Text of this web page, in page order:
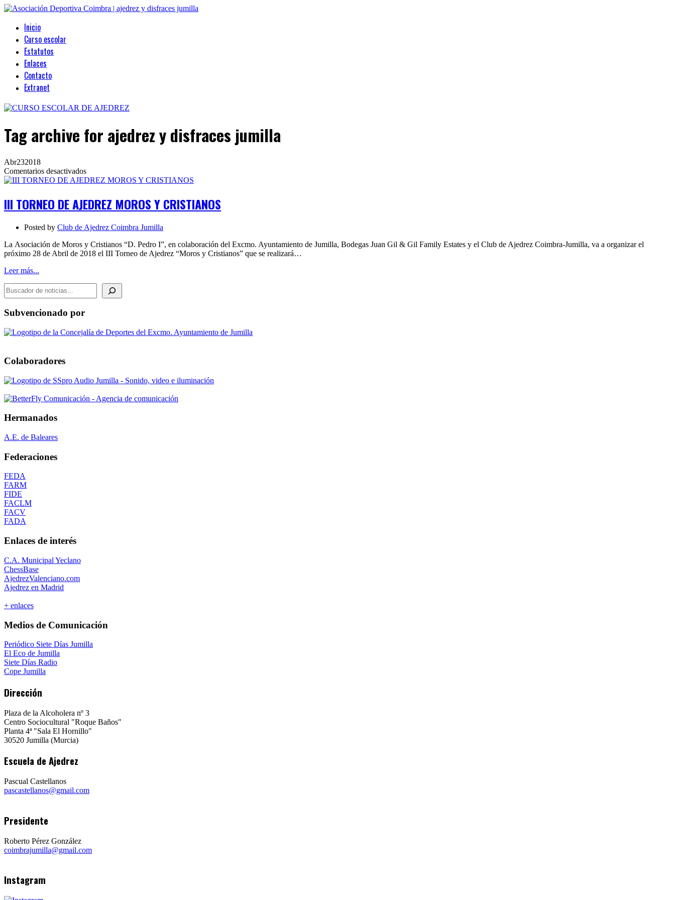
Inicio
Curso escolar
Estatutos
Enlaces
Contacto
Extranet
Tag archive for ajedrez y disfraces jumilla
Abr232018
Comentarios desactivadosen
III
AJEDREZ
Y
CRISTIANOS
III TORNEO DE AJEDREZ MOROS Y CRISTIANOS
Posted by Club de Ajedrez Coimbra Jumilla
La Asociación de Moros y Cristianos “D. Pedro I”, en colaboración del Excmo. Ayuntamiento de Jumilla, Bodegas Juan Gil & Gil Family Estates y el Club de Ajedrez Coimbra-Jumilla, va a organizar el
próximo 28 de Abril de 2018 el III Torneo de Ajedrez “Moros y Cristianos” que se realizará…
Leer más...
BUSCADOR DE NOTICIAS
Subvencionado por
Colaboradores
Hermanados
A.E. de Baleares
Federaciones
FEDA
FARM
FIDE
FACLM
FACV
FADA
Enlaces de interés
C.A. Municipal Yeclano
ChessBase
AjedrezValenciano.com
Ajedrez en Madrid
+ enlaces
Medios de Comunicación
Periódico Siete Días Jumilla
El Eco de Jumilla
Siete Días Radio
Cope Jumilla
Dirección
Plaza de la Alcoholera nº 3
Centro Sociocultural "Roque Baños"
Planta 4ª "Sala El Hornillo"
30520 Jumilla (Murcia)
Escuela de Ajedrez
Pascual Castellanos
pascastellanos@gmail.com
Presidente
Roberto Pérez González
coimbrajumilla@gmail.com
Instagram